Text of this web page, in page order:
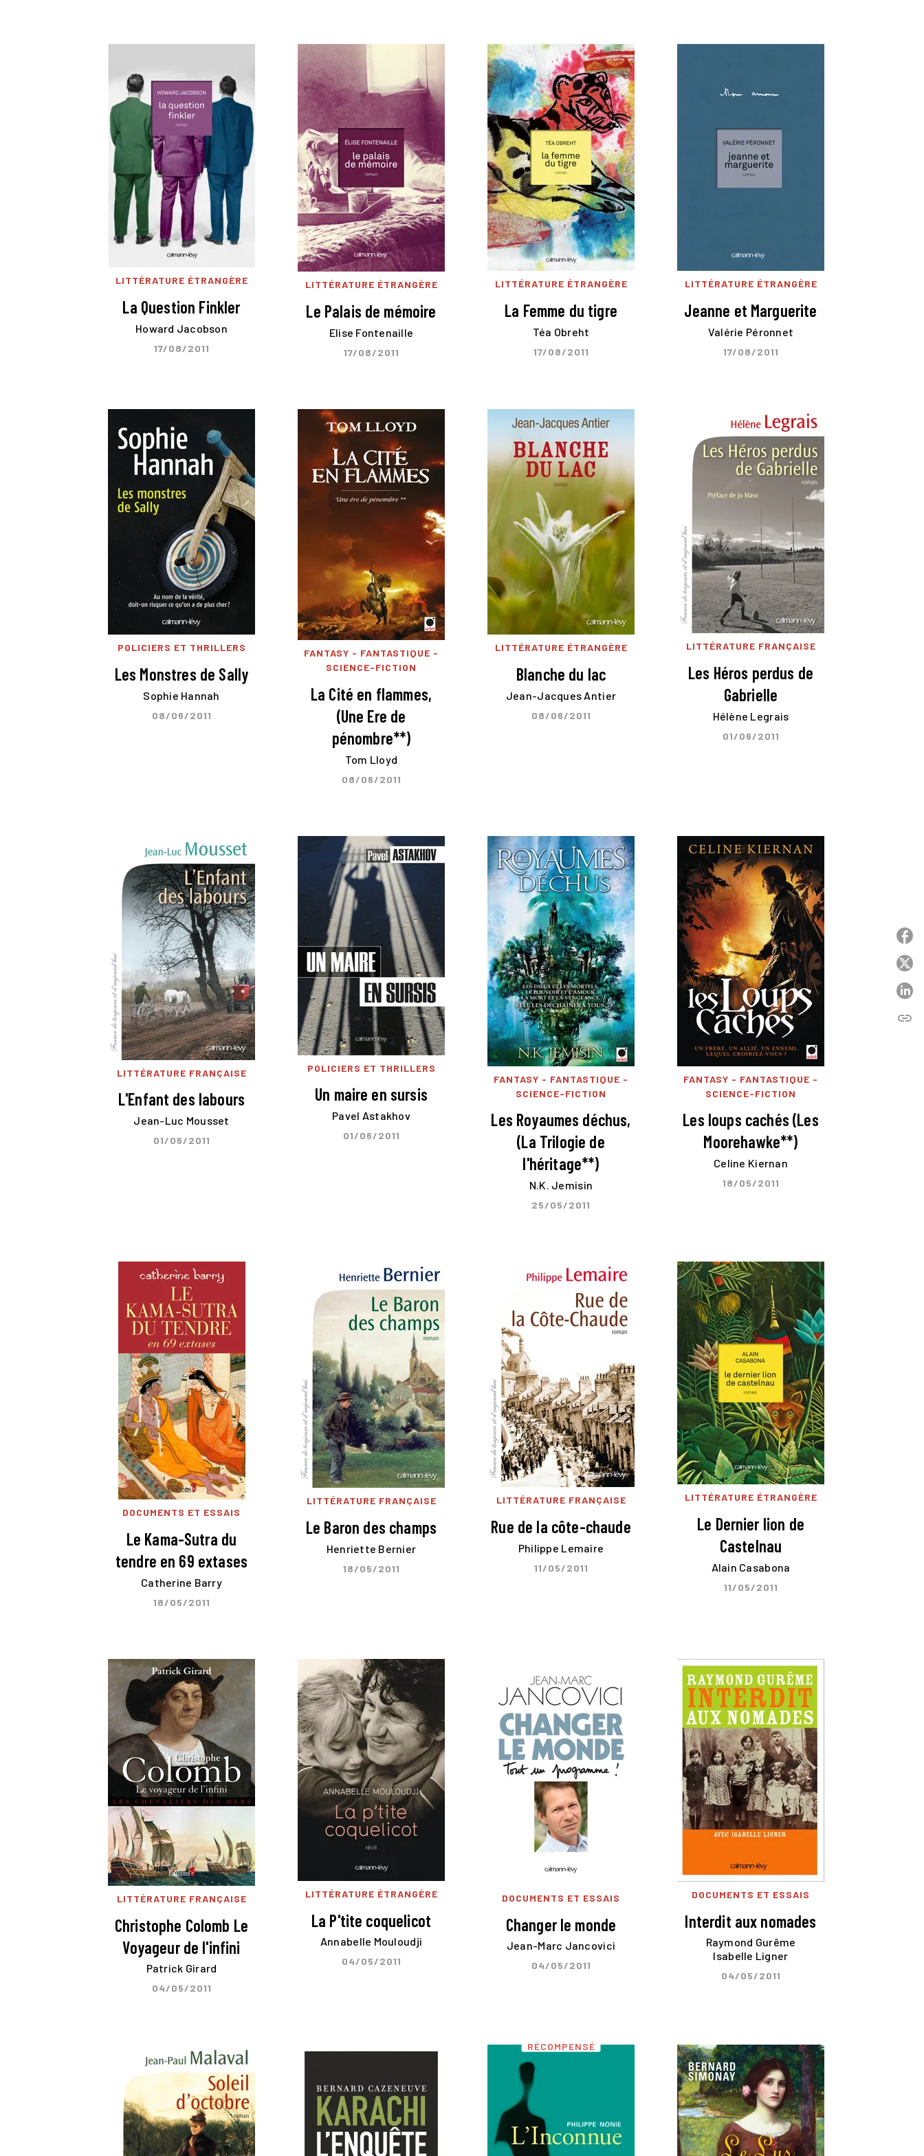
LITTÉRATURE ÉTRANGÈRE
La Question Finkler
Howard Jacobson
17/08/2011
LITTÉRATURE ÉTRANGÈRE
Le Palais de mémoire
Elise Fontenaille
17/08/2011
LITTÉRATURE ÉTRANGÈRE
La Femme du tigre
Téa Obreht
17/08/2011
LITTÉRATURE ÉTRANGÈRE
Jeanne et Marguerite
Valérie Péronnet
17/08/2011
POLICIERS ET THRILLERS
Les Monstres de Sally
Sophie Hannah
08/06/2011
FANTASY - FANTASTIQUE -
SCIENCE-FICTION
La Cité en flammes,
(Une Ere de
pénombre**)
Tom Lloyd
08/06/2011
LITTÉRATURE ÉTRANGÈRE
Blanche du lac
Jean-Jacques Antier
08/06/2011
LITTÉRATURE FRANÇAISE
Les Héros perdus de
Gabrielle
Hélène Legrais
01/06/2011
LITTÉRATURE FRANÇAISE
L'Enfant des labours
Jean-Luc Mousset
01/06/2011
POLICIERS ET THRILLERS
Un maire en sursis
Pavel Astakhov
01/06/2011
FANTASY - FANTASTIQUE -
SCIENCE-FICTION
Les Royaumes déchus,
(La Trilogie de
l'héritage**)
N.K. Jemisin
25/05/2011
FANTASY - FANTASTIQUE -
SCIENCE-FICTION
Les loups cachés (Les
Moorehawke**)
Celine Kiernan
18/05/2011
DOCUMENTS ET ESSAIS
Le Kama-Sutra du
tendre en 69 extases
Catherine Barry
18/05/2011
LITTÉRATURE FRANÇAISE
Le Baron des champs
Henriette Bernier
18/05/2011
LITTÉRATURE FRANÇAISE
Rue de la côte-chaude
Philippe Lemaire
11/05/2011
LITTÉRATURE ÉTRANGÈRE
Le Dernier lion de
Castelnau
Alain Casabona
11/05/2011
LITTÉRATURE FRANÇAISE
Christophe Colomb Le
Voyageur de l'infini
Patrick Girard
04/05/2011
LITTÉRATURE ÉTRANGÈRE
La P'tite coquelicot
Annabelle Mouloudji
04/05/2011
DOCUMENTS ET ESSAIS
Changer le monde
Jean-Marc Jancovici
04/05/2011
DOCUMENTS ET ESSAIS
Interdit aux nomades
Raymond Gurême
Isabelle Ligner
04/05/2011
RÉCOMPENSÉ
link